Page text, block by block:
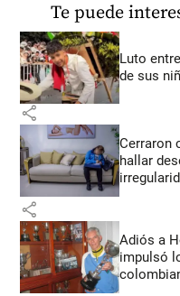
Te puede
Luto
de sus
share
Cerraron
hallar
share
Adiós a
impulsó